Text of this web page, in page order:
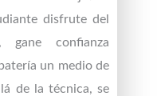
disfrute del
gane confianza
un medio de
de la técnica, se